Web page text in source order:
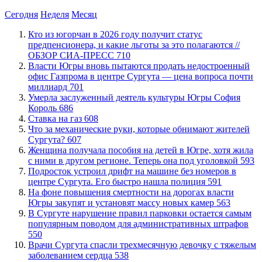
Сегодня Неделя Месяц
Кто из югорчан в 2026 году получит статус
предпенсионера, и какие льготы за это полагаются //
ОБЗОР СИА-ПРЕСС 710
Власти Югры вновь пытаются продать недостроенный
офис Газпрома в центре Сургута — цена вопроса почти
миллиард 701
​Умерла заслуженный деятель культуры Югры София
Король 686
Ставка на газ 608
​Что за механические руки, которые обнимают жителей
Сургута? 607
Женщина получала пособия на детей в Югре, хотя жила
с ними в другом регионе. Теперь она под уголовкой 593
Подросток устроил дрифт на машине без номеров в
центре Сургута. Его быстро нашла полиция 591
На фоне повышения смертности на дорогах власти
Югры закупят и установят массу новых камер 563
В Сургуте нарушение правил парковки остается самым
популярным поводом для административных штрафов
550
​Врачи Сургута спасли трехмесячную девочку с тяжелым
заболеванием сердца 538